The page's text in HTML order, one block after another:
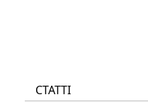
СТАТТІ